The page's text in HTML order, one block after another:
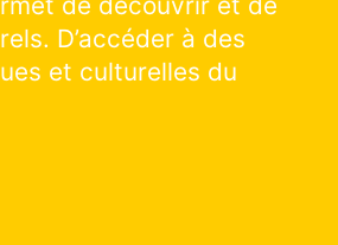
: cliquer et explorer
une discipline en